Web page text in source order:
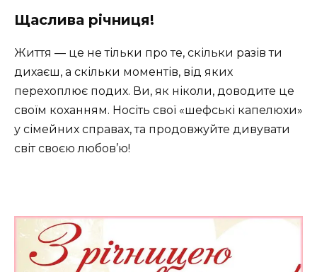
Щаслива річниця!
Життя — це не тільки про те, скільки разів ти
дихаєш, а скільки моментів, від яких
перехоплює подих. Ви, як ніколи, доводите це
своїм коханням. Носіть свої «шефські капелюхи»
у сімейних справах, та продовжуйте дивувати
світ своєю любов’ю!